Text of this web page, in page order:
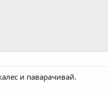
и паварачивай.